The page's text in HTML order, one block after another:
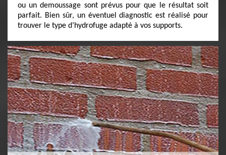
ou un demoussage sont prévus pour que le résultat soit
parfait. Bien sûr, un éventuel diagnostic est réalisé pour
trouver le type d’hydrofuge adapté à vos supports.